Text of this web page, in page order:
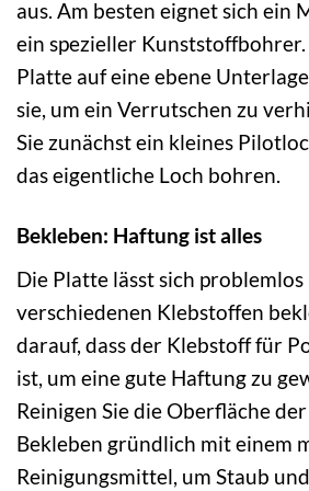
aus. Am besten eignet sich ein
ein spezieller Kunststoffbohrer.
Platte auf eine ebene
sie, um ein Verrutschen zu
Sie zunächst ein kleines
das eigentliche Loch bohren.
Bekleben: Haftung ist alles
Die Platte lässt sich
verschiedenen Klebstoffen
darauf, dass der Klebstoff für
ist, um eine gute Haftung zu
Reinigen Sie die Oberfläche
Bekleben gründlich mit einem
Reinigungsmittel, um Staub